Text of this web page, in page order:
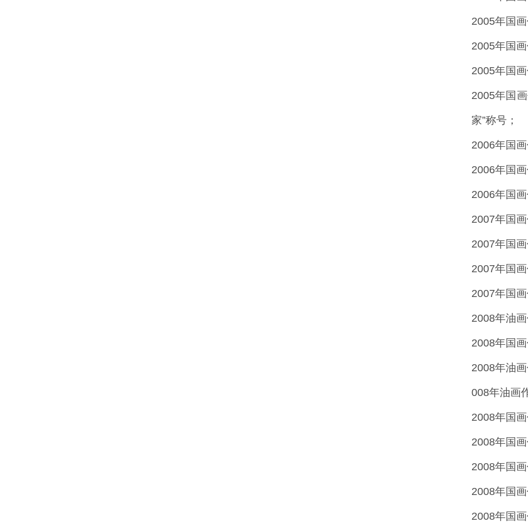
2005年国
2005年国
2005年国
2005年国
家”称号；
2006年国
2006年国
2006年国
2007年国
2007年国
2007年国
2007年国
2008年油
2008年国
2008年油
008年油画
2008年国
2008年国
2008年国
2008年国
2008年国